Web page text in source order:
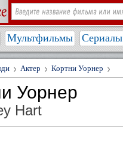
Мультфильмы Сериалы
Актер Кортни Уорнер
Уорнер
Hart